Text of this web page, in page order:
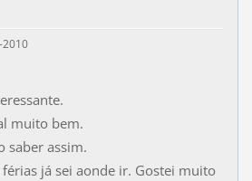
2010
muito bem.
saber assim.
já sei aonde ir. Gostei muito